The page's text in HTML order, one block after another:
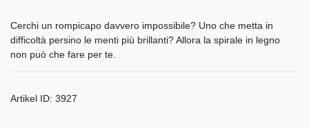
Cerchi un rompicapo davvero impossibile? Uno che metta in
difficoltà persino le menti più brillanti? Allora la spirale in legno
non può che fare per te.
Artikel ID: 3927